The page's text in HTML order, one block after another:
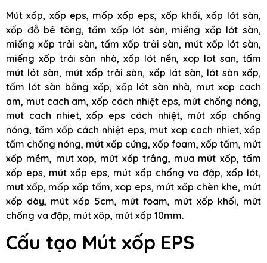
Mút xốp, xốp eps, mốp xốp eps, xốp khối, xốp lót sàn,
xốp đỗ bê tông, tấm xốp lót sàn, miếng xốp lót sàn,
miếng xốp trải sàn, tấm xốp trải sàn, mút xốp lót sàn,
miếng xốp trải sàn nhà, xốp lót nền, xop lot san, tấm
mút lót sàn, mút xốp trải sàn, xốp lát sàn, lót sàn xốp,
tấm lót sàn bằng xốp, xốp lót sàn nhà, mut xop cach
am, mut cach am, xốp cách nhiệt eps, mút chống nóng,
mut cach nhiet, xốp eps cách nhiệt, mút xốp chống
nóng, tấm xốp cách nhiệt eps, mut xop cach nhiet, xốp
tấm chống nóng, mút xốp cứng, xốp foam, xốp tấm, mút
xốp mềm, mut xop, mút xốp trắng, mua mút xốp, tấm
xốp eps, mút xốp eps, mút xốp chống va đập, xốp lót,
mut xốp, mốp xốp tấm, xop eps, mút xốp chèn khe, mút
xốp dày, mút xốp 5cm, mút foam, mút xốp khối, mút
chống va đập, mút xôp, mút xốp 10mm.
Cấu tạo Mút xốp EPS